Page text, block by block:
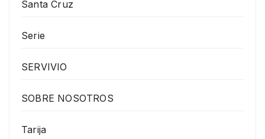
Santa Cruz
Serie
SERVIVIO
SOBRE NOSOTROS
Tarija